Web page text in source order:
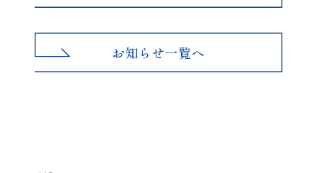
お知らせ一覧へ